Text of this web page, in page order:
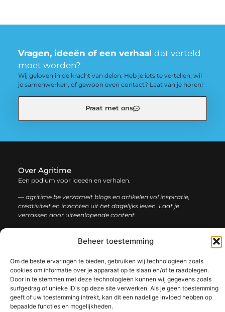
Beheer toestemming
Om de beste ervaringen te bieden, gebruiken wij technologieën zoals
cookies om informatie over je apparaat op te slaan en/of te raadplegen.
Door in te stemmen met deze technologieën kunnen wij gegevens zoals
surfgedrag of unieke ID's op deze site verwerken. Als je geen toestemming
geeft of uw toestemming intrekt, kan dit een nadelige invloed hebben op
bepaalde functies en mogelijkheden.
Vragen, ideeën of een verhaal dat verteld
moet worden?
Wij geloven in de kracht van delen. Heb je iets te vertellen, wil
je samenwerken, of gewoon even contact? Laat van je horen!
Praat met ons
Over Agritime
Een podium voor ideeën en verhalen.
— agritime.be verzamelt blogs en artikelen vol inspiratie,
creativiteit en inzichten uit het dagelijks leven. Laat je
verrassen door uiteenlopende content.
Bericht categorie